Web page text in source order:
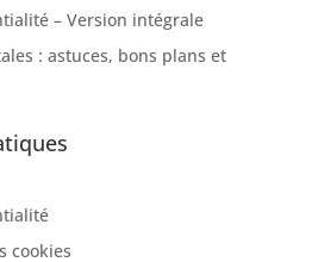
– Version intégrale
: astuces, bons plans et
cookies